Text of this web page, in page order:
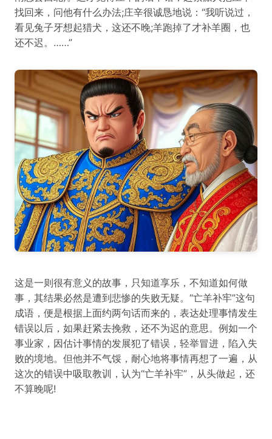
找回来，问他有什么办法;庄辛很诚恳地说：“我听说过，
看见兔子牙想起猎犬，这还不晚;羊跑掉了才补羊圈，也
还不迟。……”
这是一则很有意义的故事，只知道享乐，不知道如何做
事，其结果必然是遭到悲惨的失败无疑。“亡羊补牢”这句
成语，便是根据上面约两句话而来的，表达处理事情发生
错误以后，如果赶紧去挽救，还不为迟的意思。例如一个
事业家，因估计事情的发展犯了错误，轻举冒进，陷入失
败的境地。但他并不气馁，耐心地将事情再想了一遍，从
这次的错误中吸取教训，认为“亡羊补牢”，从头做起，还
不算晚呢!